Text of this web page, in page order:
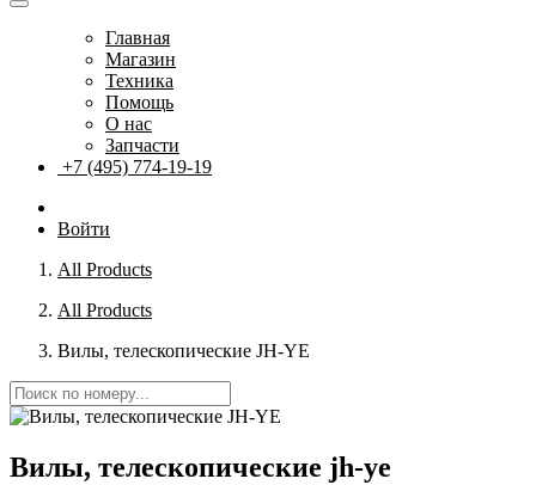
Главная
Магазин
Техника
Помощь
О нас
Запчасти
+7 (495) 774-19-19
Войти
All Products
All Products
Вилы, телескопические JH-YE
Вилы, телескопические jh-ye